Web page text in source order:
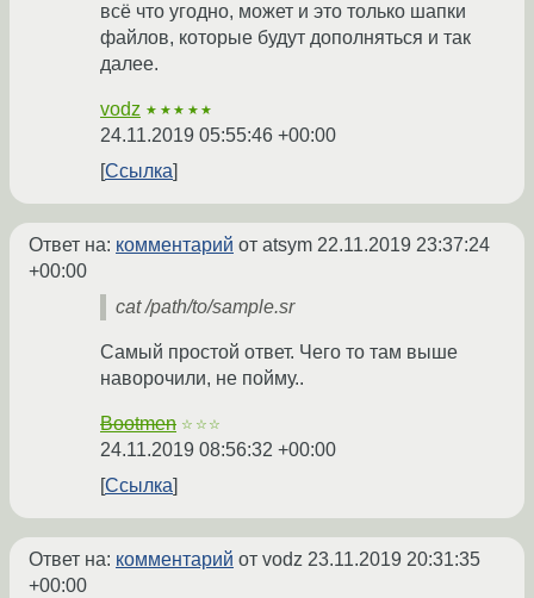
всё что угодно, может и это только шапки
файлов, которые будут дополняться и так
далее.
vodz ★★★★★
24.11.2019 05:55:46 +00:00
Ссылка
Ответ на: комментарий от atsym 22.11.2019 23:37:24
+00:00
cat /path/to/sample.sr
Самый простой ответ. Чего то там выше
наворочили, не пойму..
Bootmen ☆☆☆
24.11.2019 08:56:32 +00:00
Ссылка
Ответ на: комментарий от vodz 23.11.2019 20:31:35
+00:00